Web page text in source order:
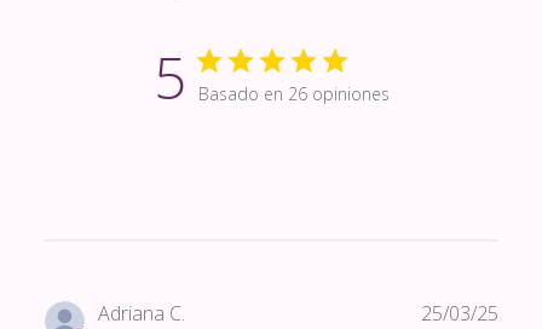
5 Basado en 26 opiniones
Adriana C. 25/03/25